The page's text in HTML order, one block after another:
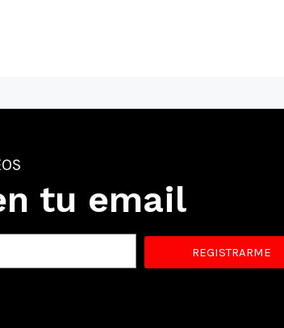
tu email
REGISTRARME